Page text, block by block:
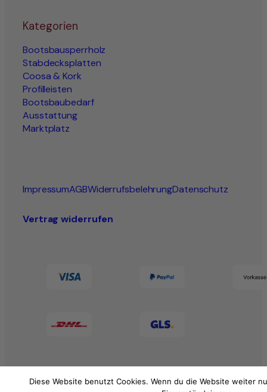
Kategorien
Bootsbausperrholz
Stabdecksplatten
Coosa & Kork
Profilleisten
Bootsbaubedarf
Ausstattung
Marktplatz
ImpressumAGBWiderrufsbelehrungDatenschutz
Vertrag widerrufen
Diese Website benutzt Cookies. Wenn du die Website weiter